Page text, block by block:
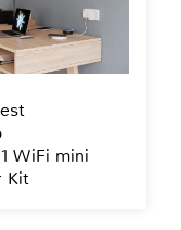
WiFi mini
Kit